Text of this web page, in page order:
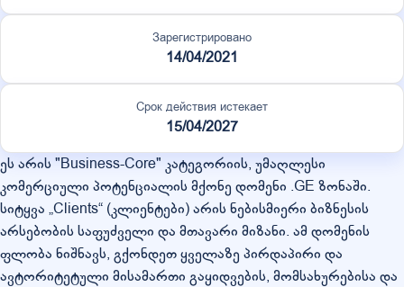
Зарегистрировано
14/04/2021
Срок действия истекает
15/04/2027
ეს არის "Business-Core" კატეგორიის, უმაღლესი
კომერციული პოტენციალის მქონე დომენი .GE ზონაში.
სიტყვა „Clients“ (კლიენტები) არის ნებისმიერი ბიზნესის
არსებობის საფუძველი და მთავარი მიზანი. ამ დომენის
ფლობა ნიშნავს, გქონდეთ ყველაზე პირდაპირი და
ავტორიტეტული მისამართი გაყიდვების, მომსახურებისა და